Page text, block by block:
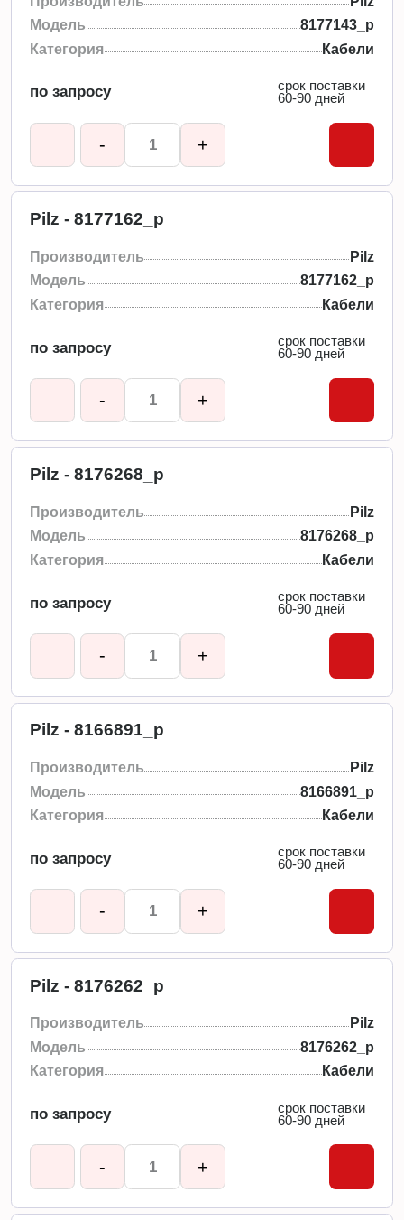
Модель
8177143_p
Категория
Кабели
по запросу
срок поставки
60-90 дней
- +
Pilz - 8177162_p
Производитель
Pilz
Модель
8177162_p
Категория
Кабели
по запросу
срок поставки
60-90 дней
- +
Pilz - 8176268_p
Производитель
Pilz
Модель
8176268_p
Категория
Кабели
по запросу
срок поставки
60-90 дней
- +
Pilz - 8166891_p
Производитель
Pilz
Модель
8166891_p
Категория
Кабели
по запросу
срок поставки
60-90 дней
- +
Pilz - 8176262_p
Производитель
Pilz
Модель
8176262_p
Категория
Кабели
по запросу
срок поставки
60-90 дней
- +